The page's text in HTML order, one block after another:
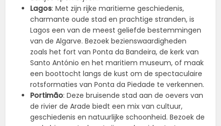
Lagos: Met zijn rijke maritieme geschiedenis,
charmante oude stad en prachtige stranden, is
Lagos een van de meest geliefde bestemmingen
van de Algarve. Bezoek bezienswaardigheden
zoals het fort van Ponta da Bandeira, de kerk van
Santo António en het maritiem museum, of maak
een boottocht langs de kust om de spectaculaire
rotsformaties van Ponta da Piedade te verkennen.
Portimão: Deze bruisende stad aan de oevers van
de rivier de Arade biedt een mix van cultuur,
geschiedenis en natuurlijke schoonheid. Bezoek de